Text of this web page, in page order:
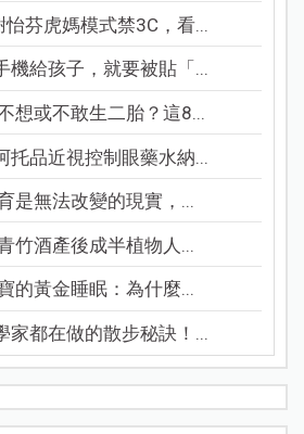
怡芬虎媽模式禁3C，看...
機給孩子，就要被貼「...
想或不敢生二胎？這8...
托品近視控制眼藥水納...
是無法改變的現實，...
竹酒產後成半植物人...
的黃金睡眠：為什麼...
家都在做的散步秘訣！...